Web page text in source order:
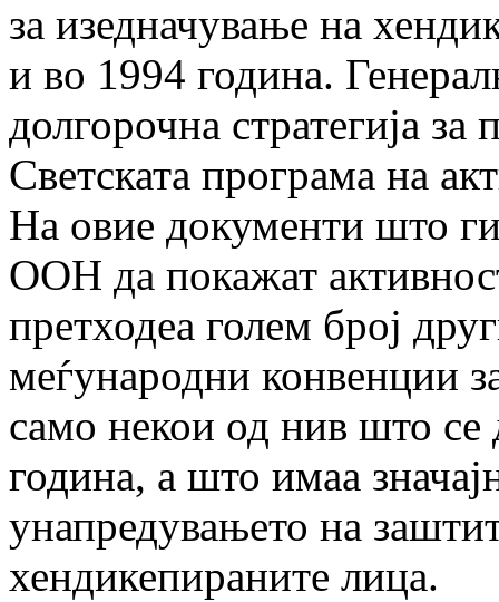
за изедначување на
и во 1994 година.
долгорочна стратегија
Светската програма на
На овие документи што
ООН да покажат
претходеа голем број
меѓународни конвенции
само некои од нив што
година, а што имаа
унапредувањето на
хендикепираните лица.